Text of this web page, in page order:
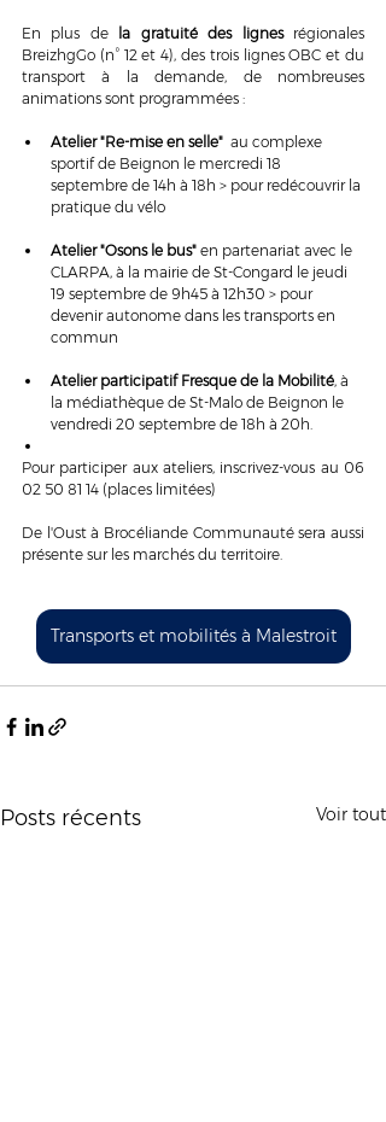
En plus de la gratuité des lignes régionales
BreizhgGo (n° 12 et 4), des trois lignes OBC et du
transport à la demande, de nombreuses
animations sont programmées :
Atelier "Re-mise en selle" au complexe
sportif de Beignon le mercredi 18
septembre de 14h à 18h > pour redécouvrir la
pratique du vélo
Atelier "Osons le bus" en partenariat avec le
CLARPA, à la mairie de St-Congard le jeudi
19 septembre de 9h45 à 12h30 > pour
devenir autonome dans les transports en
commun
Atelier participatif Fresque de la Mobilité, à
la médiathèque de St-Malo de Beignon le
vendredi 20 septembre de 18h à 20h.
Pour participer aux ateliers, inscrivez-vous au 06
02 50 81 14 (places limitées)
De l'Oust à Brocéliande Communauté sera aussi
présente sur les marchés du territoire.
Transports et mobilités à Malestroit
Posts récents Voir tout